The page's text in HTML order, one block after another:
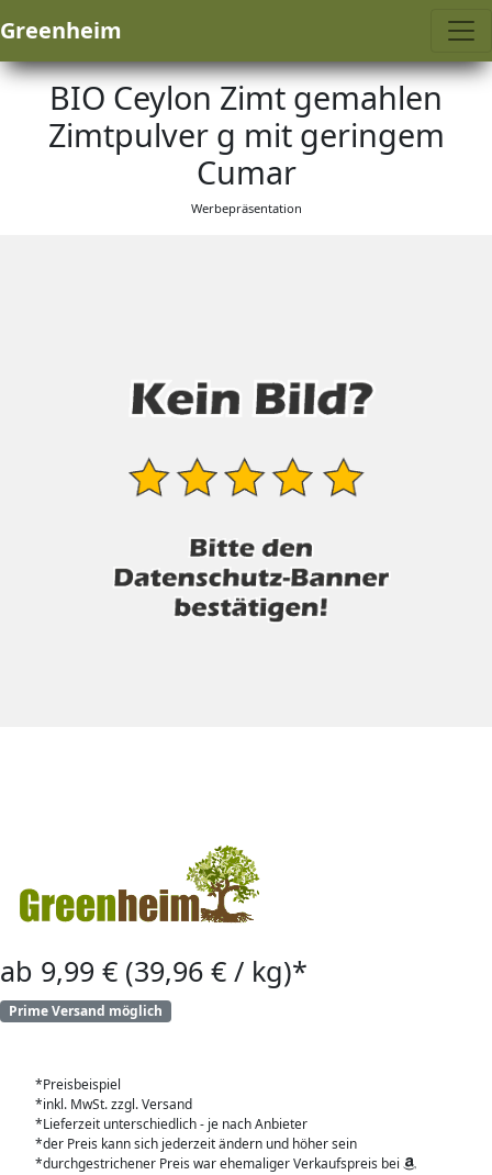
Greenheim
BIO Ceylon Zimt gemahlen
Zimtpulver g mit geringem
Cumar
Werbepräsentation
ab 9,99 € (39,96 € / kg)*
Prime Versand möglich
*Preisbeispiel
*inkl. MwSt. zzgl. Versand
*Lieferzeit unterschiedlich - je nach Anbieter
*der Preis kann sich jederzeit ändern und höher sein
*durchgestrichener Preis war ehemaliger Verkaufspreis bei